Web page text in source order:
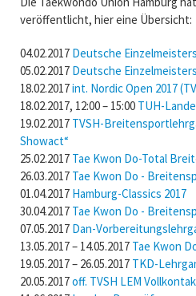
veröffentlicht, hier eine Übersicht:
04.02.2017 Deutsche
05.02.2017 Deutsche
18.02.2017int. Nordic Open 2017
18.02.2017, 12:00 – 15:00 TUH-
19.02.2017 TVSH-
Showact“
25.02.2017 Tae Kwon Do-Total
26.03.2017 Tae Kwon Do -
01.04.2017 Hamburg-Classics 2017
30.04.2017 Tae Kwon Do -
07.05.2017 Dan-
13.05.2017 – 14.05.2017 Tae Kwon
19.05.2017 – 26.05.2017 TKD-
20.05.2017off. TVSH LEM